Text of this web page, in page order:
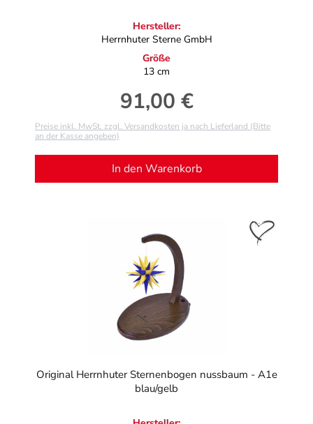
Hersteller:
Herrnhuter Sterne GmbH
Größe
13 cm
Regulärer Preis:
91,00 €
Preise inkl. MwSt. zzgl. Versandkosten ja nach Lieferland (Bitte
an der Kasse angeben)
In den Warenkorb
Original Herrnhuter Sternenbogen nussbaum - A1e
blau/gelb